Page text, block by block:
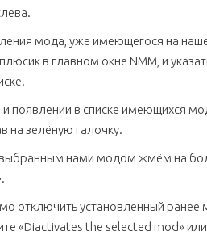
мода, уже имеющегося на
в главном окне NMM, и
и появлении в списке имеющихся
на зелёную галочку.
выбранным нами модом жмём на
отключить установленный ранее
«Diactivates the selected mod»